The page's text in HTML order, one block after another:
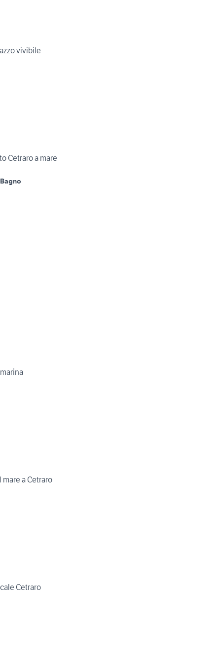
vivibile
Cetraro a mare
a Cetraro
Cetraro